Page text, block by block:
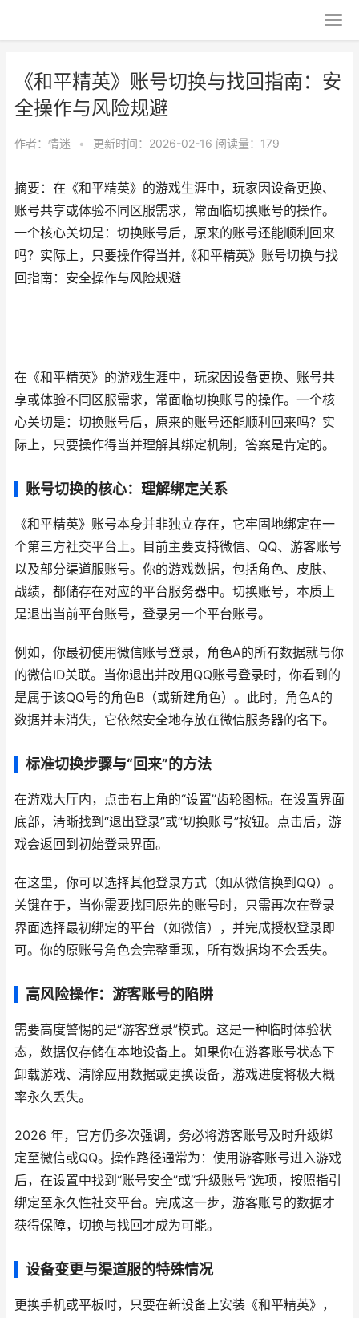
《和平精英》账号切换与找回指南：安
全操作与风险规避
作者： 情迷 • 更新时间：2026-02-16 阅读量：179
摘要：在《和平精英》的游戏生涯中，玩家因设备更换、
账号共享或体验不同区服需求，常面临切换账号的操作。
一个核心关切是：切换账号后，原来的账号还能顺利回来
吗？实际上，只要操作得当并,《和平精英》账号切换与找
回指南：安全操作与风险规避
在《和平精英》的游戏生涯中，玩家因设备更换、账号共
享或体验不同区服需求，常面临切换账号的操作。一个核
心关切是：切换账号后，原来的账号还能顺利回来吗？实
际上，只要操作得当并理解其绑定机制，答案是肯定的。
账号切换的核心：理解绑定关系
《和平精英》账号本身并非独立存在，它牢固地绑定在一
个第三方社交平台上。目前主要支持微信、QQ、游客账号
以及部分渠道服账号。你的游戏数据，包括角色、皮肤、
战绩，都储存在对应的平台服务器中。切换账号，本质上
是退出当前平台账号，登录另一个平台账号。
例如，你最初使用微信账号登录，角色A的所有数据就与你
的微信ID关联。当你退出并改用QQ账号登录时，你看到的
是属于该QQ号的角色B（或新建角色）。此时，角色A的
数据并未消失，它依然安全地存放在微信服务器的名下。
标准切换步骤与“回来”的方法
在游戏大厅内，点击右上角的“设置”齿轮图标。在设置界面
底部，清晰找到“退出登录”或“切换账号”按钮。点击后，游
戏会返回到初始登录界面。
在这里，你可以选择其他登录方式（如从微信换到QQ）。
关键在于，当你需要找回原先的账号时，只需再次在登录
界面选择最初绑定的平台（如微信），并完成授权登录即
可。你的原账号角色会完整重现，所有数据均不会丢失。
高风险操作：游客账号的陷阱
需要高度警惕的是“游客登录”模式。这是一种临时体验状
态，数据仅存储在本地设备上。如果你在游客账号状态下
卸载游戏、清除应用数据或更换设备，游戏进度将极大概
率永久丢失。
2026 年，官方仍多次强调，务必将游客账号及时升级绑
定至微信或QQ。操作路径通常为：使用游客账号进入游戏
后，在设置中找到“账号安全”或“升级账号”选项，按照指引
绑定至永久性社交平台。完成这一步，游客账号的数据才
获得保障，切换与找回才成为可能。
设备变更与渠道服的特殊情况
更换手机或平板时，只要在新设备上安装《和平精英》，